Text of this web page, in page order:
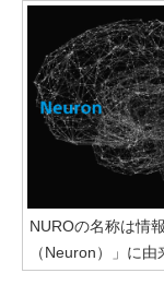
NUROの名称は情
（Neuron）」に由